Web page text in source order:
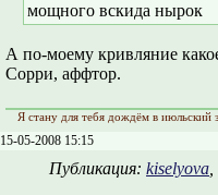
мощного вскида нырок
А по-моему кривляние
Сорри, аффтор.
Я стану для тебя дождём в июльский
15-05-2008 15:15
Публикация: kiselyova